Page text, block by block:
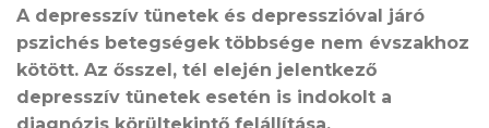
A depresszív tünetek és depresszióval járó
pszichés betegségek többsége nem évszakhoz
kötött. Az ősszel, tél elején jelentkező
depresszív tünetek esetén is indokolt a
diagnózis körültekintő felállítása.